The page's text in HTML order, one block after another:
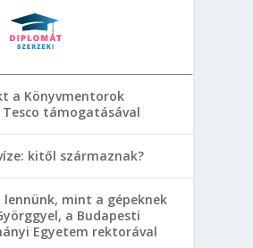
a Könyvmentorok
támogatásával
kitől származnak?
lennünk, mint a gépeknek
a Budapesti
Egyetem rektorával